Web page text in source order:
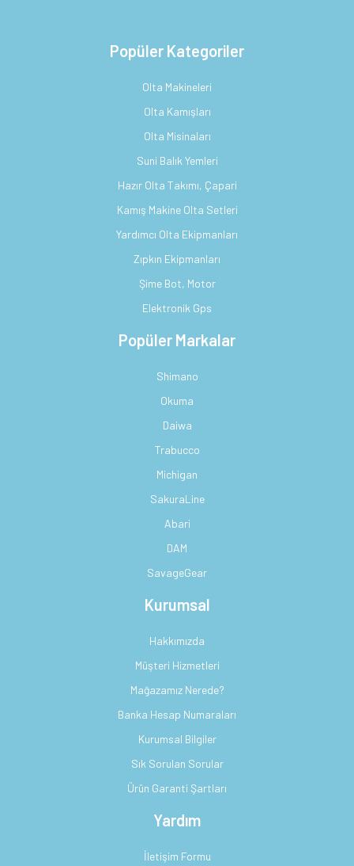
Popüler Kategoriler
Olta Makineleri
Olta Kamışları
Olta Misinaları
Suni Balık Yemleri
Hazır Olta Takımı, Çapari
Kamış Makine Olta Setleri
Yardımcı Olta Ekipmanları
Zıpkın Ekipmanları
Şime Bot, Motor
Elektronik Gps
Popüler Markalar
Shimano
Okuma
Daiwa
Trabucco
Michigan
SakuraLine
Abari
DAM
SavageGear
Kurumsal
Hakkımızda
Müşteri Hizmetleri
Mağazamız Nerede?
Banka Hesap Numaraları
Kurumsal Bilgiler
Sık Sorulan Sorular
Ürün Garanti Şartları
Yardım
İletişim Formu